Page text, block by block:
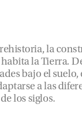
la
habitala Tierra.
bajo el suelo,
alas
delos siglos.